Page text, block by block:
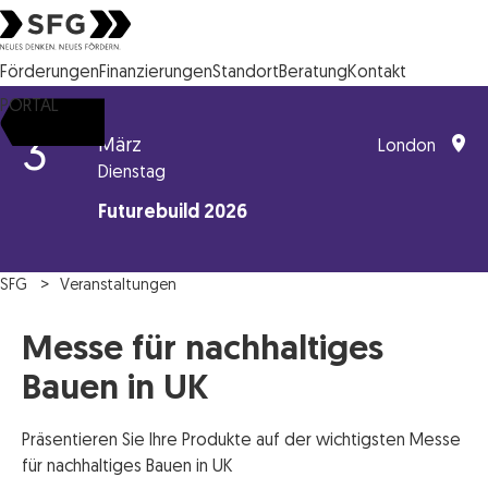
Steirische Wirtschaftsförderungsgesellschaft mbH SFG Logo
FörderungenFinanzierungenStandortBeratungKontakt
PORTAL
3 März
Dienstag
Futurebuild 2026
London
SFG Veranstaltungen
Messe für nachhaltiges
Bauen in UK
Präsentieren Sie Ihre Produkte auf der wichtigsten Messe
für nachhaltiges Bauen in UK